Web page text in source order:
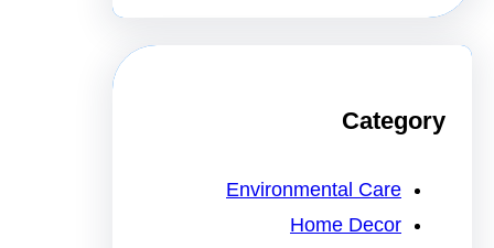
Category
Environmental Care
Home Decor